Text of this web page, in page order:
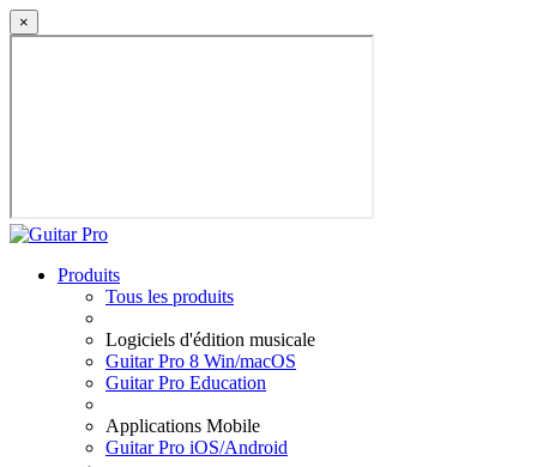
×
Produits
Tous les produits
Logiciels d'édition musicale
Guitar Pro 8 Win/macOS
Guitar Pro Education
Applications Mobile
Guitar Pro iOS/Android